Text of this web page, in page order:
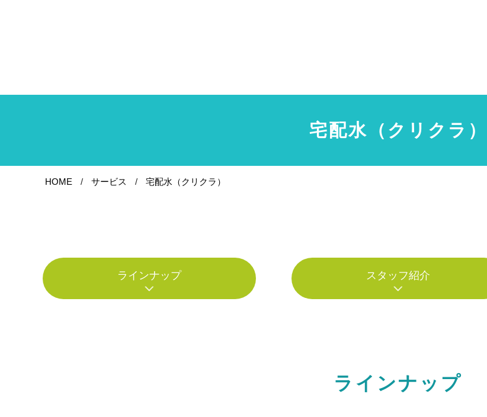
宅配水（クリクラ）
HOME サービス 宅配水（クリクラ）
ラインナップ スタッフ紹介
ラインナップ